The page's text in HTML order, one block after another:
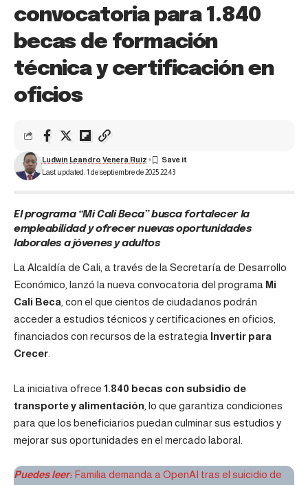
convocatoria para 1.840
becas de formación
técnica y certificación en
oficios
Last updated: 1 de septiembre de 2025 22:43
Ludwin Leandro Venera Ruiz
El programa “Mi Cali Beca” busca fortalecer la
empleabilidad y ofrecer nuevas oportunidades
laborales a jóvenes y adultos
La Alcaldía de Cali, a través de la Secretaría de Desarrollo
Económico, lanzó la nueva convocatoria del programa Mi
Cali Beca, con el que cientos de ciudadanos podrán
acceder a estudios técnicos y certificaciones en oficios,
financiados con recursos de la estrategia Invertir para
Crecer.
La iniciativa ofrece 1.840 becas con subsidio de
transporte y alimentación , lo que garantiza condiciones
para que los beneficiarios puedan culminar sus estudios y
mejorar sus oportunidades en el mercado laboral.
Puedes leer: Familia demanda a OpenAI tras el suicidio de